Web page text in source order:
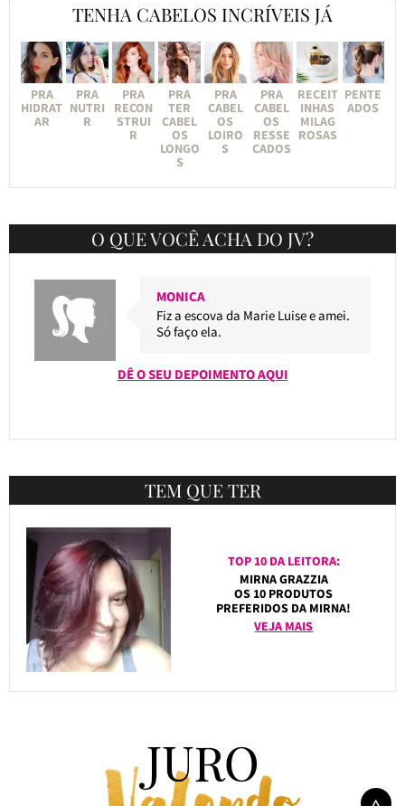
TENHA CABELOS INCRÍVEIS JÁ
PRA
HIDRAT
AR
PRA
NUTRI
R
PRA
RECON
STRUI
R
PRA
TER
CABEL
OS
LONGO
S
PRA
CABEL
OS
LOIRO
S
PRA
CABEL
OS
RESSE
CADOS
RECEIT
INHAS
MILAG
ROSAS
PENTE
ADOS
O QUE VOCÊ ACHA DO JV?
MONICA
Fiz a escova da Marie Luise e amei.
Só faço ela.
DÊ O SEU DEPOIMENTO AQUI
TEM QUE TER
TOP 10 DA LEITORA:
MIRNA GRAZZIA
OS 10 PRODUTOS
PREFERIDOS DA MIRNA!
VEJA MAIS